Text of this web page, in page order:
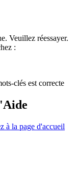
Veuillez réessayer.
:
clés est correcte
à la page d'accueil